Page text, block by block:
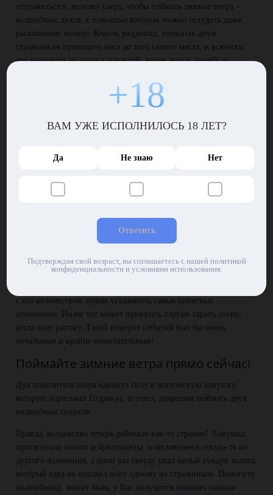
отправиться к лесному озеру, чтобы поймать зимние ветра –
волшебных духов, с помощью которых можно остудить даже
раскаленное железо. Король разрешил, приказав двум
стражникам проводить мага до того самого места, и всячески
его защищать от разных напастей, вроде диких зверей, и
Хозяин озера не против!
Через пару часов Годрикус стоял на берегу замерзшего озера. Он
притягивающего разную астральную нечисть, но эти духи
бесов. Более того, внезапный всплеск магической энергии
привлек дух повелителя озера, который предстал перед
большими светящимися глазами.
озера, посмотрев на Годрикуса и его спутников,
поинтересовался, собственно, зачем это им понадобились духи?
с его величеством лучше установить самые приятные
отношения. Иначе тот может приказать слугам зарыть озеро,
когда снег растает. Такой поворот событий был бы очень
печальным и крайне нежелательным!
Поймайте зимние ветра прямо сейчас!
Дух повелителя озера вдохнул силу в магическую ловушку,
которую нарисовал Годрикус, и ушел, разрешив поймать двух
волшебных существ.
Правда, колдовство теперь работало как-то странно! Ловушка
притягивала золото и бриллианты, появлявшиеся откуда-то из
другого измерения, а один раз сверху упал целый сундук золота,
который едва не отдавил ногу одному из стражников. Помогите
волшебнику, может быть, у Вас получится поймать зимние
+18
ВАМ УЖЕ ИСПОЛНИЛОСЬ 18 ЛЕТ?
Да Не знаю Нет
Ответить
Подтверждая свой возраст, вы соглашаетесь с нашей политикой
конфиденциальности и условиями использования.